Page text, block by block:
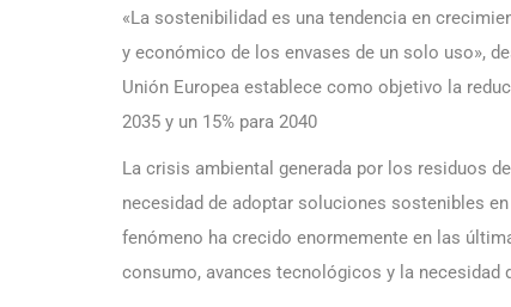
«La sostenibilidad es una tendencia en
y económico de los envases de un solo uso»,
Unión Europea establece como objetivo la
2035 y un 15% para 2040
La crisis ambiental generada por los residuos
necesidad de adoptar soluciones sostenibles
fenómeno ha crecido enormemente en las
consumo, avances tecnológicos y la necesidad